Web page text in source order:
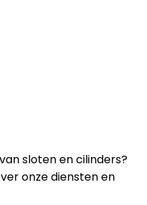
sloten en cilinders?
onze diensten en